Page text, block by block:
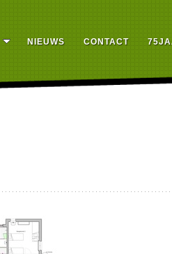
NIEUWS CONTACT